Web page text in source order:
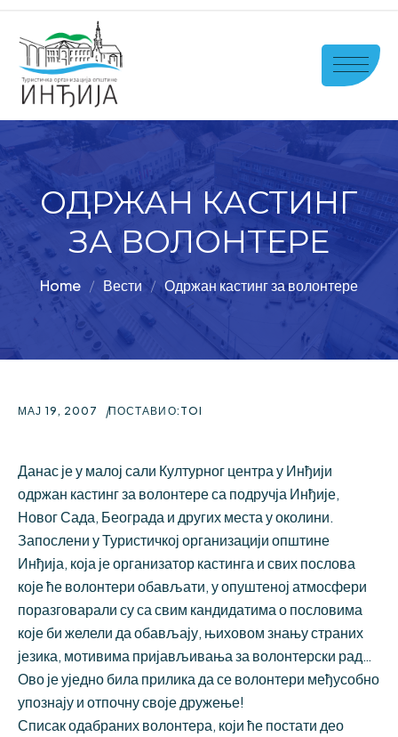
ОДРЖАН КАСТИНГ
ЗА ВОЛОНТЕРЕ
Home Вести Одржан кастинг за волонтере
МАЈ 19, 2007 ПОСТАВИО: TOI
Данас је у малој сали Културног центра у Инђији
одржан кастинг за волонтере са подручја Инђије,
Новог Сада, Београда и других места у околини.
Запослени у Туристичкој организацији општине
Инђија, која је организатор кастинга и свих послова
које ће волонтери обављати, у опуштеној атмосфери
поразговарали су са свим кандидатима о пословима
које би желели да обављају, њиховом знању страних
језика, мотивима пријављивања за волонтерски рад…
Ово је уједно била прилика да се волонтери међусобно
упознају и отпочну своје дружење!
Списак одабраних волонтера, који ће постати део